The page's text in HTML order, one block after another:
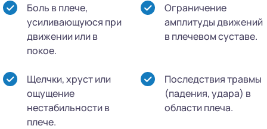
Боль в плече,
усиливающуюся при
движении или в
покое.
Ограничение
амплитуды движений
в плечевом суставе.
Щелчки, хруст или
ощущение
нестабильности в
плече.
Последствия травмы
(падения, удара) в
области плеча.